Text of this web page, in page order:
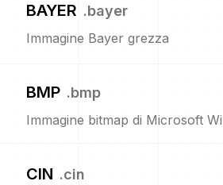
BAYER .bayer
Immagine Bayer grezza
BMP .bmp
Immagine bitmap di Microsoft
CIN .cin